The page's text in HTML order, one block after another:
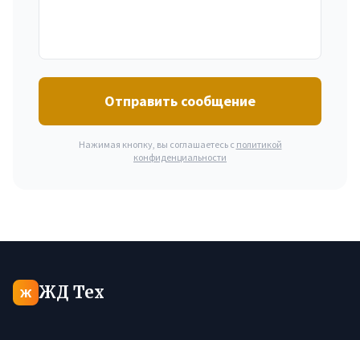
Отправить сообщение
Нажимая кнопку, вы соглашаетесь с политикой
конфиденциальности
Ж ЖД Тех